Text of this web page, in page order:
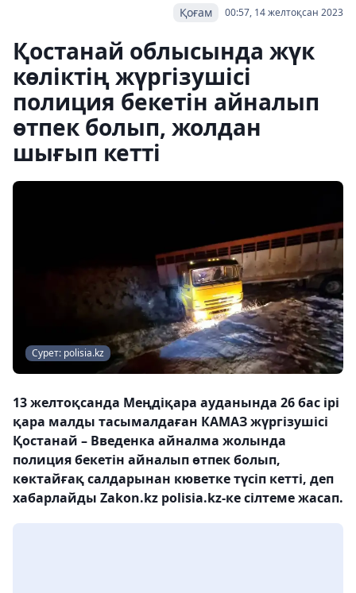
00:57, 14 желтоқсан 2023
Қоғам
Қостанай облысында жүк
көліктің жүргізушісі
полиция бекетін айналып
өтпек болып, жолдан
шығып кетті
Сурет: polisia.kz
13 желтоқсанда Меңдіқара ауданында 26 бас ірі
қара малды тасымалдаған КАМАЗ жүргізушісі
Қостанай – Введенка айналма жолында
полиция бекетін айналып өтпек болып,
көктайғақ салдарынан кюветке түсіп кетті, деп
хабарлайды Zakon.kz polisia.kz-ке сілтеме жасап.